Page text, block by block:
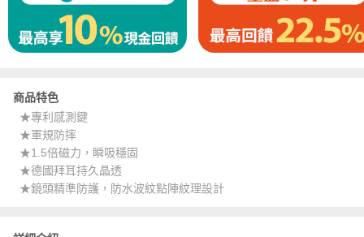
商品特色
★專利感測鍵
★軍規防摔
★1.5倍磁力，瞬吸穩固
★德國拜耳持久晶透
★鏡頭精準防護，防水波紋點陣紋理設計